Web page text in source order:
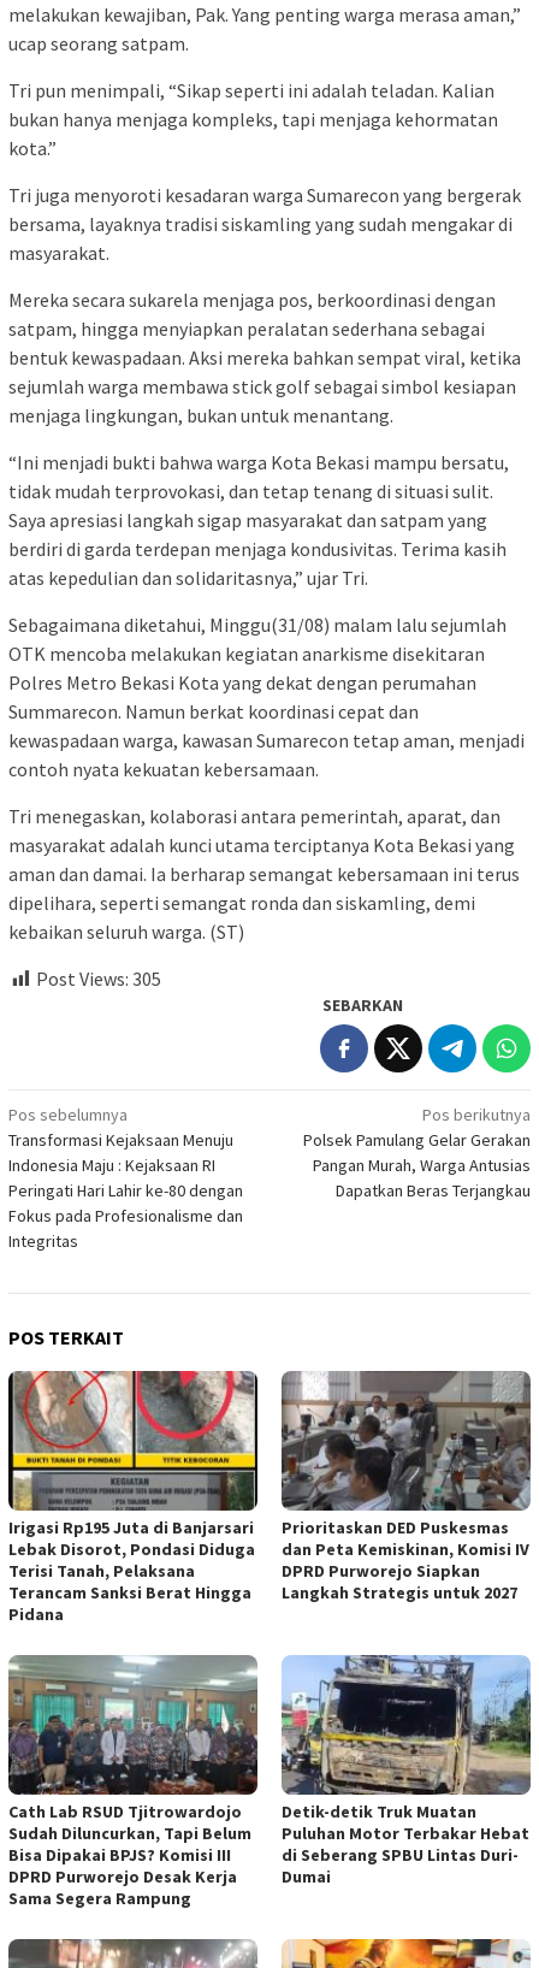
melakukan kewajiban, Pak. Yang penting warga merasa aman,”
ucap seorang satpam.
Tri pun menimpali, “Sikap seperti ini adalah teladan. Kalian
bukan hanya menjaga kompleks, tapi menjaga kehormatan
kota.”
Tri juga menyoroti kesadaran warga Sumarecon yang bergerak
bersama, layaknya tradisi siskamling yang sudah mengakar di
masyarakat.
Mereka secara sukarela menjaga pos, berkoordinasi dengan
satpam, hingga menyiapkan peralatan sederhana sebagai
bentuk kewaspadaan. Aksi mereka bahkan sempat viral, ketika
sejumlah warga membawa stick golf sebagai simbol kesiapan
menjaga lingkungan, bukan untuk menantang.
“Ini menjadi bukti bahwa warga Kota Bekasi mampu bersatu,
tidak mudah terprovokasi, dan tetap tenang di situasi sulit.
Saya apresiasi langkah sigap masyarakat dan satpam yang
berdiri di garda terdepan menjaga kondusivitas. Terima kasih
atas kepedulian dan solidaritasnya,” ujar Tri.
Sebagaimana diketahui, Minggu(31/08) malam lalu sejumlah
OTK mencoba melakukan kegiatan anarkisme disekitaran
Polres Metro Bekasi Kota yang dekat dengan perumahan
Summarecon. Namun berkat koordinasi cepat dan
kewaspadaan warga, kawasan Sumarecon tetap aman, menjadi
contoh nyata kekuatan kebersamaan.
Tri menegaskan, kolaborasi antara pemerintah, aparat, dan
masyarakat adalah kunci utama terciptanya Kota Bekasi yang
aman dan damai. Ia berharap semangat kebersamaan ini terus
dipelihara, seperti semangat ronda dan siskamling, demi
kebaikan seluruh warga. (ST)
Post Views: 305
SEBARKAN
Navigasi
pos
Pos sebelumnya
Transformasi Kejaksaan Menuju
Indonesia Maju : Kejaksaan RI
Peringati Hari Lahir ke-80 dengan
Fokus pada Profesionalisme dan
Integritas
Pos berikutnya
Polsek Pamulang Gelar Gerakan
Pangan Murah, Warga Antusias
Dapatkan Beras Terjangkau
POS TERKAIT
Irigasi Rp195 Juta di Banjarsari
Lebak Disorot, Pondasi Diduga
Terisi Tanah, Pelaksana
Terancam Sanksi Berat Hingga
Pidana
‎Prioritaskan DED Puskesmas
dan Peta Kemiskinan, Komisi IV
DPRD Purworejo Siapkan
Langkah Strategis untuk 2027 ‎
‎Cath Lab RSUD Tjitrowardojo
Sudah Diluncurkan, Tapi Belum
Bisa Dipakai BPJS? Komisi III
DPRD Purworejo Desak Kerja
Sama Segera Rampung
Detik-detik Truk Muatan
Puluhan Motor Terbakar Hebat
di Seberang SPBU Lintas Duri-
Dumai